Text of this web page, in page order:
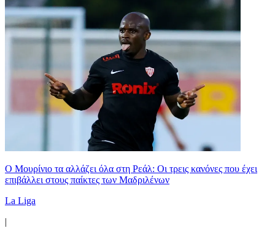
Ο Μουρίνιο τα αλλάζει όλα στη Ρεάλ: Οι τρεις κανόνες που έχει
επιβάλλει στους παίκτες των Μαδριλένων
La Liga
|